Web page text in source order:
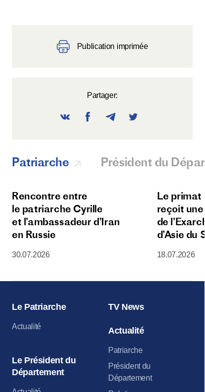
Publication imprimée
Partager:
Patriarche Président du
Rencontre entre
le patriarche Cyrille
et l’ambassadeur d’Iran
en Russie
30.07.2026
Le primat
reçoit
de
d’Asie du
18.07.2026
Le Patriarche
Actualité
Le Président du
Département
TV News
Actualité
Patriarche
Président du
Département